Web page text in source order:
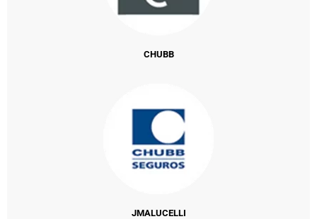
CHUBB
JMALUCELLI